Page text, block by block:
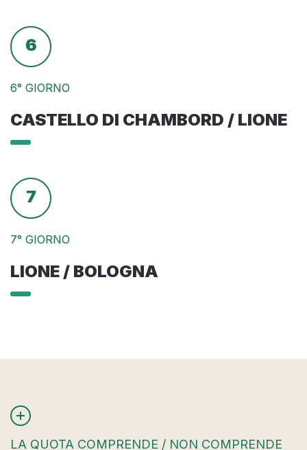
6
6° GIORNO
CASTELLO DI CHAMBORD / LIONE
7
7° GIORNO
LIONE / BOLOGNA
LA QUOTA COMPRENDE / NON COMPRENDE